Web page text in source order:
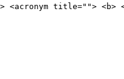
title=""> <b>